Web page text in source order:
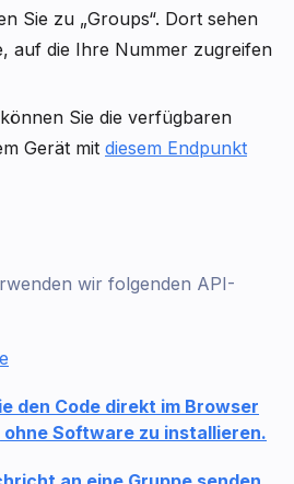
Sie zu „Groups“. Dort sehen
auf die Ihre Nummer zugreifen
Sie die verfügbaren
Gerät mit diesem Endpunkt
wir folgenden API-
den Code direkt im Browser
Software zu installieren.